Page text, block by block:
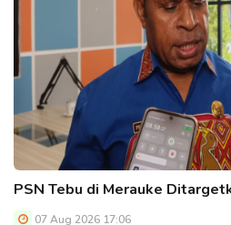
PSN Tebu di Merauke
07 Aug 2026 17:06